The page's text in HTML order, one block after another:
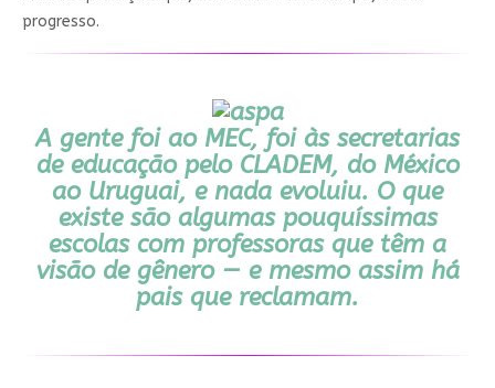
progresso.
A gente foi ao MEC, foi às secretarias
de educação pelo CLADEM, do México
ao Uruguai, e nada evoluiu. O que
existe são algumas pouquíssimas
escolas com professoras que têm a
visão de gênero — e mesmo assim há
pais que reclamam.